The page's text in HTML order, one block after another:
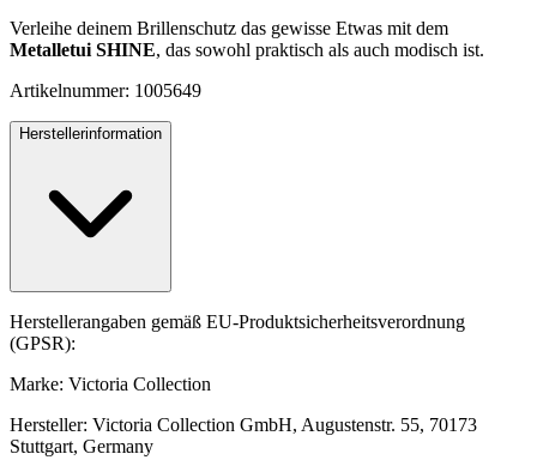
Verleihe deinem Brillenschutz das gewisse Etwas mit dem
Metalletui SHINE, das sowohl praktisch als auch modisch ist.
Artikelnummer: 1005649
Herstellerinformation
Herstellerangaben gemäß EU-Produktsicherheitsverordnung
(GPSR):
Marke: Victoria Collection
Hersteller: Victoria Collection GmbH, Augustenstr. 55, 70173
Stuttgart, Germany